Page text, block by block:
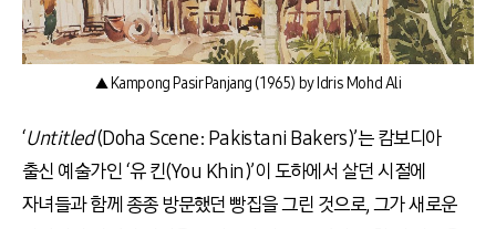
▲ Kampong Pasir Panjang (1965) by Idris Mohd Ali
‘Untitled(Doha Scene: Pakistani Bakers)’는 캄보디아
출신 예술가인‘유 킨(You Khin)’이 도하에서 살던 시절에
자녀들과 함께 종종 방문했던 빵집을 그린 것으로,그가 새로운